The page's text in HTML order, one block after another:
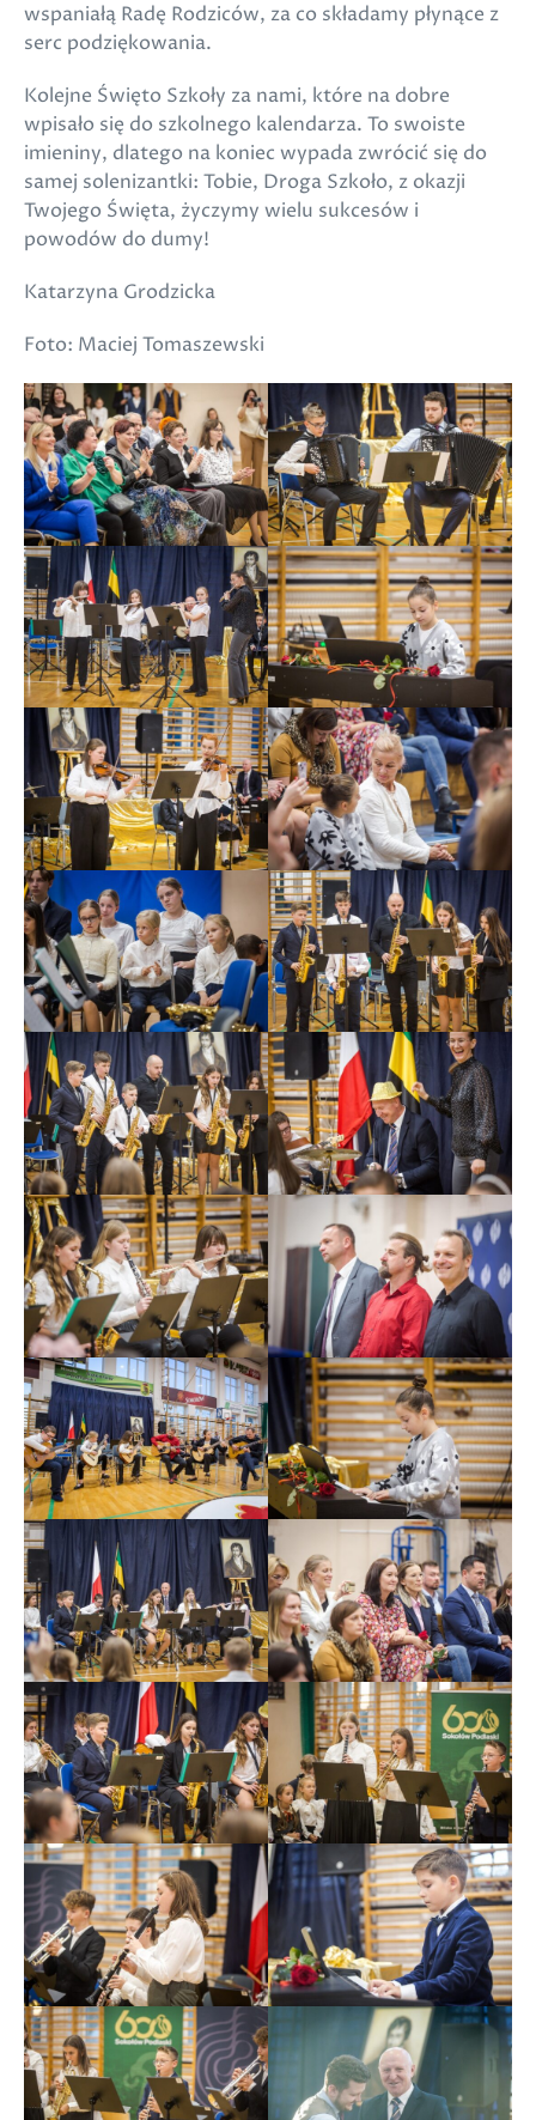
wspaniałą Radę Rodziców, za co składamy płynące z
serc podziękowania.
Kolejne Święto Szkoły za nami, które na dobre
wpisało się do szkolnego kalendarza. To swoiste
imieniny, dlatego na koniec wypada zwrócić się do
samej solenizantki: Tobie, Droga Szkoło, z okazji
Twojego Święta, życzymy wielu sukcesów i
powodów do dumy!
Katarzyna Grodzicka
Foto: Maciej Tomaszewski